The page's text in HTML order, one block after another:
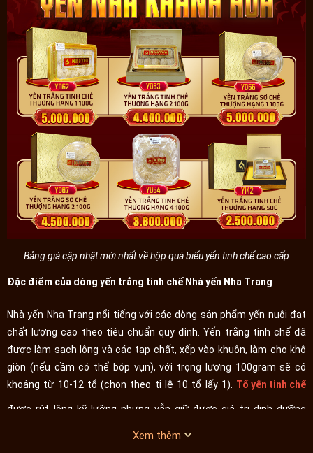
Bảng giá cập nhật mới nhất về hộp quà biếu yến tinh chế cao cấp
Đặc điểm của dòng yến trắng tinh chế Nhà yến Nha Trang
Nhà yến Nha Trang nổi tiếng với các dòng sản phẩm yến nuôi đạt
chất lượng cao theo tiêu chuẩn quy đinh. Yến trắng tinh chế đã
được làm sạch lông và các tạp chất, xếp vào khuôn, làm cho khô
giòn (nếu cầm có thể bóp vụn), với trọng lượng 100gram sẽ có
khoảng từ 10-12 tổ (chọn theo tỉ lệ 10 tổ lấy 1). Tổ yến tinh chế
được rút lông kỹ lưỡng nhưng vẫn giữ được giá trị dinh dưỡng
Xem thêm